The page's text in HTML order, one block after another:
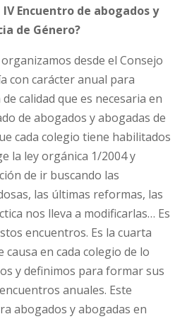
Encuentro de abogados y
de Género?
desde el Consejo
con carácter anual para
calidad que es necesaria en
de abogados y abogadas de
cada colegio tiene habilitados
la ley orgánica 1/2004 y
de ir buscando las
las últimas reformas, las
nos lleva a modificarlas… Es
encuentros. Es la cuarta
en cada colegio de lo
y definimos para formar sus
anuales. Este
abogados y abogadas en